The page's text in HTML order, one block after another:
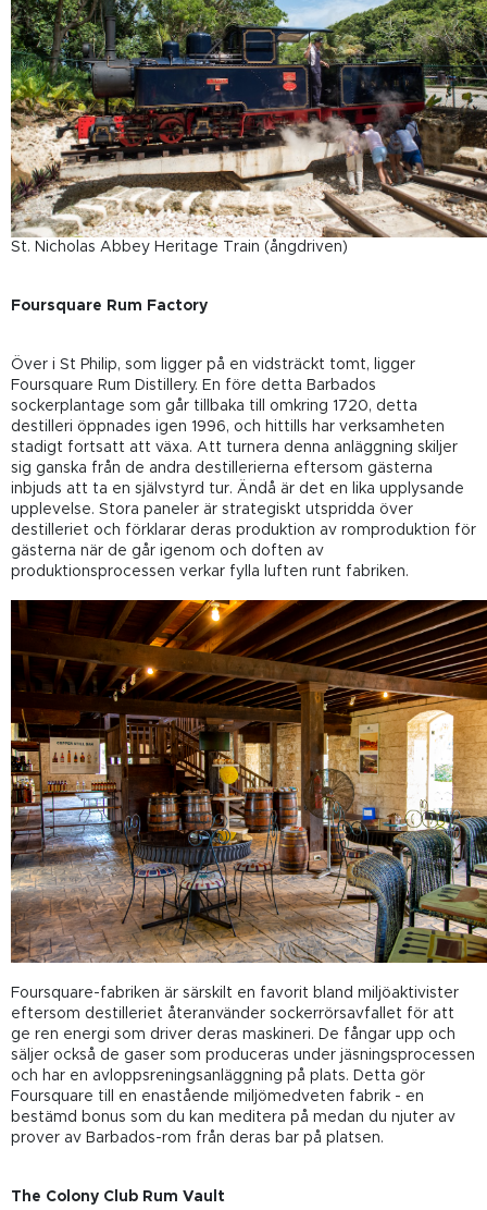
St. Nicholas Abbey Heritage Train (ångdriven)
Foursquare Rum Factory
Över i St Philip, som ligger på en vidsträckt tomt, ligger
Foursquare Rum Distillery. En före detta Barbados
sockerplantage som går tillbaka till omkring 1720, detta
destilleri öppnades igen 1996, och hittills har verksamheten
stadigt fortsatt att växa. Att turnera denna anläggning skiljer
sig ganska från de andra destillerierna eftersom gästerna
inbjuds att ta en självstyrd tur. Ändå är det en lika upplysande
upplevelse. Stora paneler är strategiskt utspridda över
destilleriet och förklarar deras produktion av romproduktion för
gästerna när de går igenom och doften av
produktionsprocessen verkar fylla luften runt fabriken.
Foursquare-fabriken är särskilt en favorit bland miljöaktivister
eftersom destilleriet återanvänder sockerrörsavfallet för att
ge ren energi som driver deras maskineri. De fångar upp och
säljer också de gaser som produceras under jäsningsprocessen
och har en avloppsreningsanläggning på plats. Detta gör
Foursquare till en enastående miljömedveten fabrik - en
bestämd bonus som du kan meditera på medan du njuter av
prover av Barbados-rom från deras bar på platsen.
The Colony Club Rum Vault